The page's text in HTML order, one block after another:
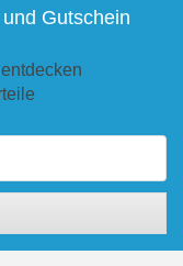
Gutschein